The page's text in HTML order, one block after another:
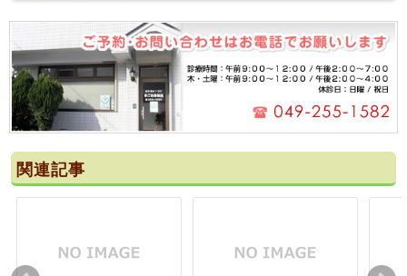
関連記事